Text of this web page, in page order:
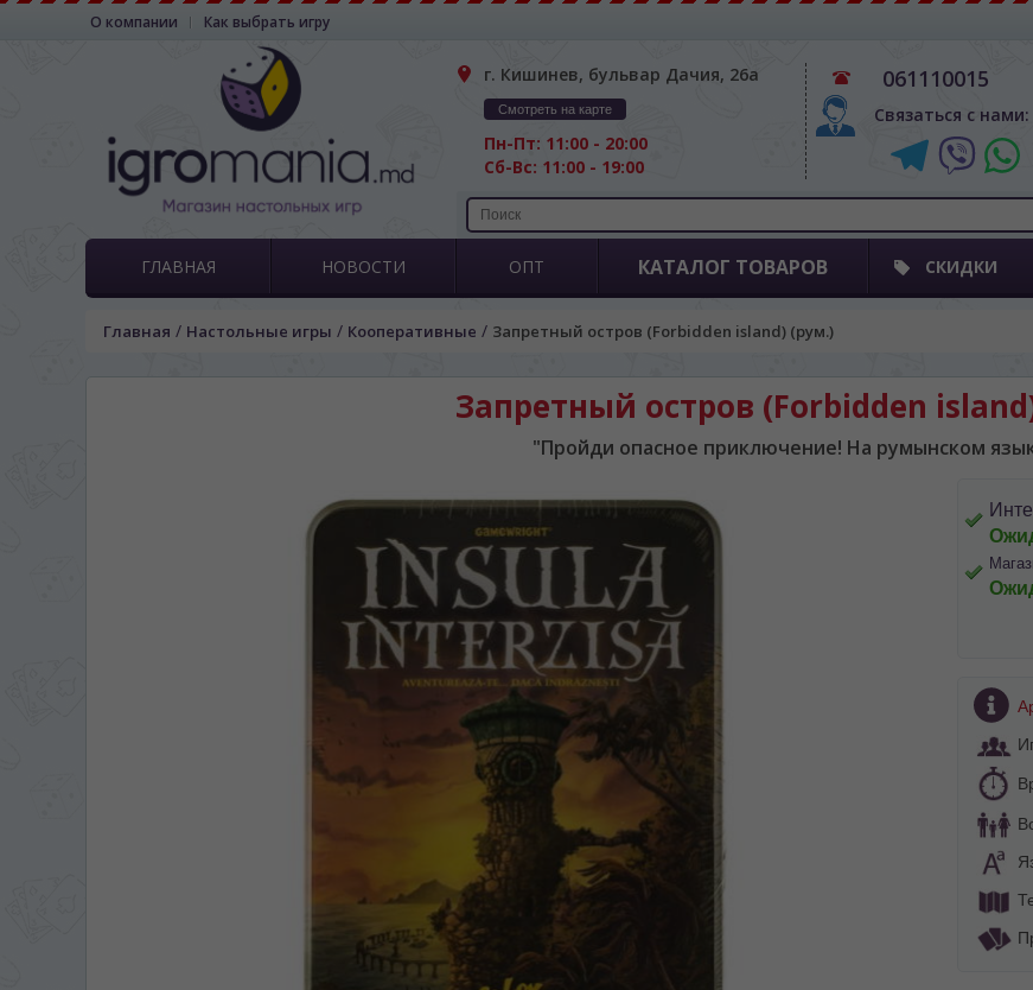
О компании Как выбрать игру
г. Кишинев, бульвар Дачия, 26а
Смотреть на карте
Пн-Пт: 11:00 - 20:00
Сб-Вс: 11:00 - 19:00
061110015
Связаться с нами:
ГЛАВНАЯ НОВОСТИ ОПТ КАТАЛОГ ТОВАРОВ СКИДКИ
Главная / Настольные игры / Кооперативные / Запретный остров (Forbidden island) (рум.)
Запретный остров (Forbidden
"Пройди опасное приключение! На румынском